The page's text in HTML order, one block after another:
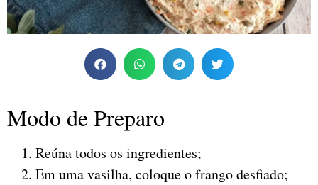
Modo de Preparo
Reúna todos os ingredientes;
Em uma vasilha, coloque o frango desfiado;